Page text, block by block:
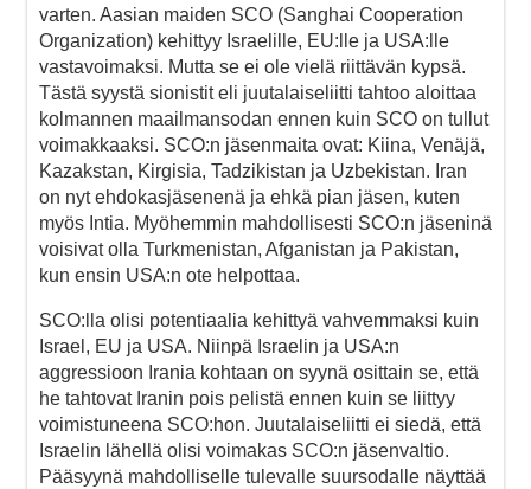
varten. Aasian maiden SCO (Sanghai Cooperation
Organization) kehittyy Israelille, EU:lle ja USA:lle
vastavoimaksi. Mutta se ei ole vielä riittävän kypsä.
Tästä syystä sionistit eli juutalaiseliitti tahtoo aloittaa
kolmannen maailmansodan ennen kuin SCO on tullut
voimakkaaksi. SCO:n jäsenmaita ovat: Kiina, Venäjä,
Kazakstan, Kirgisia, Tadzikistan ja Uzbekistan. Iran
on nyt ehdokasjäsenenä ja ehkä pian jäsen, kuten
myös Intia. Myöhemmin mahdollisesti SCO:n jäseninä
voisivat olla Turkmenistan, Afganistan ja Pakistan,
kun ensin USA:n ote helpottaa.
SCO:lla olisi potentiaalia kehittyä vahvemmaksi kuin
Israel, EU ja USA. Niinpä Israelin ja USA:n
aggressioon Irania kohtaan on syynä osittain se, että
he tahtovat Iranin pois pelistä ennen kuin se liittyy
voimistuneena SCO:hon. Juutalaiseliitti ei siedä, että
Israelin lähellä olisi voimakas SCO:n jäsenvaltio.
Pääsyynä mahdolliselle tulevalle suursodalle näyttää